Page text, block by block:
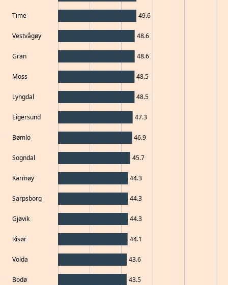
Time
Vestvågøy
Gran
Moss
Lyngdal
Eigersund
Bømlo
Sogndal
Karmøy
Sarpsborg
Gjøvik
Risør
Volda
Bodø
49.6
48.6
48.6
48.5
48.5
47.3
46.9
45.7
44.3
44.3
44.3
44.1
43.6
43.5